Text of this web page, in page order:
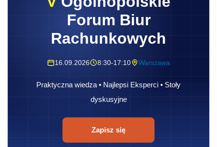
Forum Biur
Rachunkowych
16.09.2026 8:30-17:10 Warszawa
Praktyczna wiedza • Najlepsi Eksperci • Stoły
dyskusyjne
Zapisz się